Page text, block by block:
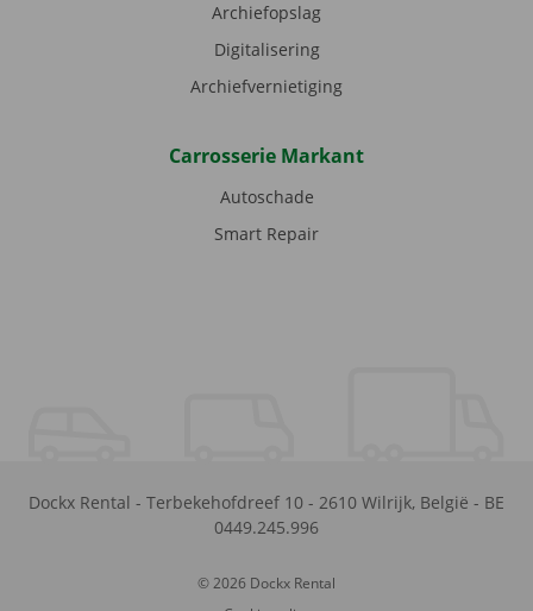
Archiefopslag
Digitalisering
Archiefvernietiging
Carrosserie Markant
Autoschade
Smart Repair
Dockx Rental - Terbekehofdreef 10 - 2610 Wilrijk, België - BE
0449.245.996
© 2026 Dockx Rental